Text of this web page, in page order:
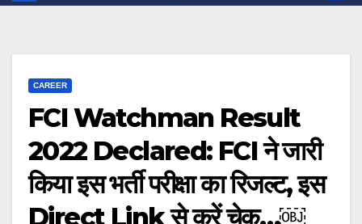
CAREER
FCI Watchman Result
2022 Declared: FCI ने जारी
किया इस भर्ती परीक्षा का रिजल्ट, इस
Direct Link से करें चेक…￼